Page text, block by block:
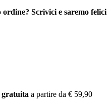
Scrivici e saremo felici
gratuita a partire da € 59,90